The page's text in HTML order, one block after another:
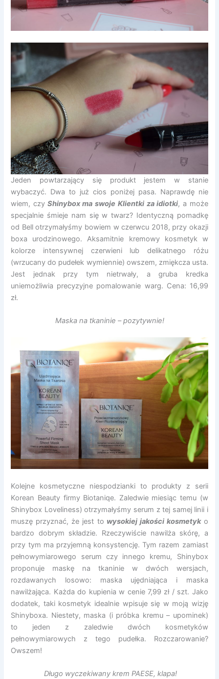
Jeden powtarzający się produkt jestem w stanie
wybaczyć. Dwa to już cios poniżej pasa. Naprawdę nie
wiem, czy Shinybox ma swoje Klientki za idiotki, a może
specjalnie śmieje nam się w twarz? Identyczną pomadkę
od Bell otrzymałyśmy bowiem w czerwcu 2018, przy okazji
boxa urodzinowego. Aksamitnie kremowy kosmetyk w
kolorze intensywnej czerwieni lub delikatnego różu
(wrzucany do pudełek wymiennie) owszem, zmiękcza usta.
Jest jednak przy tym nietrwały, a gruba kredka
uniemożliwia precyzyjne pomalowanie warg. Cena: 16,99
zł.
Maska na tkaninie – pozytywnie!
Kolejne kosmetyczne niespodzianki to produkty z serii
Korean Beauty firmy Biotaniqe. Zaledwie miesiąc temu (w
Shinybox Loveliness) otrzymałyśmy serum z tej samej linii i
muszę przyznać, że jest to wysokiej jakości kosmetyko
bardzo dobrym składzie. Rzeczywiście nawilża skórę, a
przy tym ma przyjemną konsystencję. Tym razem zamiast
pełnowymiarowego serum czy innego kremu, Shinybox
proponuje maskę na tkaninie w dwóch wersjach,
rozdawanych losowo: maska ujędniająca i maska
nawilżająca. Każda do kupienia w cenie 7,99 zł / szt. Jako
dodatek, taki kosmetyk idealnie wpisuje się w moją wizję
Shinyboxa. Niestety, maska (i próbka kremu – upominek)
to jeden z zaledwie dwóch kosmetyków
pełnowymiarowych z tego pudełka. Rozczarowanie?
Owszem!
Długo wyczekiwany krem PAESE, klapa!